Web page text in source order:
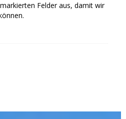
Felder aus, damit wir